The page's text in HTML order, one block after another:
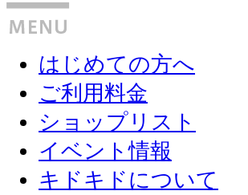
はじめての方へ
ご利用料金
ショップリスト
イベント情報
キドキドについて